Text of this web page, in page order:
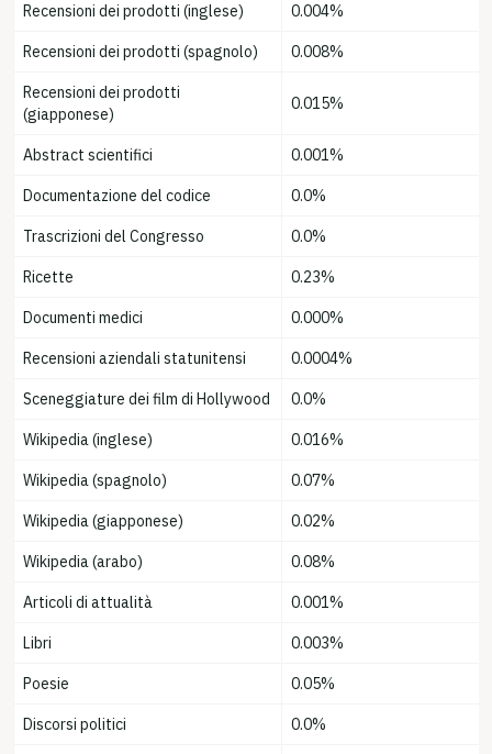
Recensioni dei prodotti (inglese) 0.004%
Recensioni dei prodotti (spagnolo) 0.008%
Recensioni dei prodotti
(giapponese)
0.015%
Abstract scientifici 0.001%
Documentazione del codice 0.0%
Trascrizioni del Congresso 0.0%
Ricette 0.23%
Documenti medici 0.000%
Recensioni aziendali statunitensi 0.0004%
Sceneggiature dei film di Hollywood 0.0%
Wikipedia (inglese) 0.016%
Wikipedia (spagnolo) 0.07%
Wikipedia (giapponese) 0.02%
Wikipedia (arabo) 0.08%
Articoli di attualità 0.001%
Libri 0.003%
Poesie 0.05%
Discorsi politici 0.0%